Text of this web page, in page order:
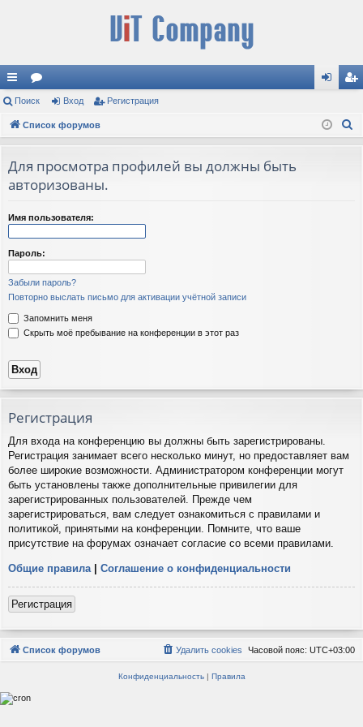
с
ы
и
ор
ум д ис
Поиск Вход Регистрация
Список форумов
Для просмотра профилей вы должны быть
авторизованы.
Имя пользователя:
Пароль:
Забыли пароль?
Повторно выслать письмо для активации учётной записи
Запомнить меня
Скрыть моё пребывание на конференции в этот раз
Регистрация
Для входа на конференцию вы должны быть зарегистрированы.
Регистрация занимает всего несколько минут, но предоставляет вам
более широкие возможности. Администратором конференции могут
быть установлены также дополнительные привилегии для
зарегистрированных пользователей. Прежде чем
зарегистрироваться, вам следует ознакомиться с правилами и
политикой, принятыми на конференции. Помните, что ваше
присутствие на форумах означает согласие со всеми правилами.
Общие правила | Соглашение о конфиденциальности
Регистрация
Список форумов Часовой пояс: UTC+03:00
Удалить cookies
Конфиденциальность| Правила